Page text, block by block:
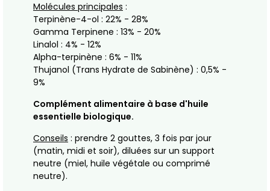
Molécules principales :
Terpinène-4-ol : 22% - 28%
Gamma Terpinene : 13% - 20%
Linalol : 4% - 12%
Alpha-terpinène : 6% - 11%
Thujanol (Trans Hydrate de Sabinène) : 0,5% -
9%
Complément alimentaire à base d'huile
essentielle biologique.
Conseils : prendre 2 gouttes, 3 fois par jour
(matin, midi et soir), diluées sur un support
neutre (miel, huile végétale ou comprimé
neutre).